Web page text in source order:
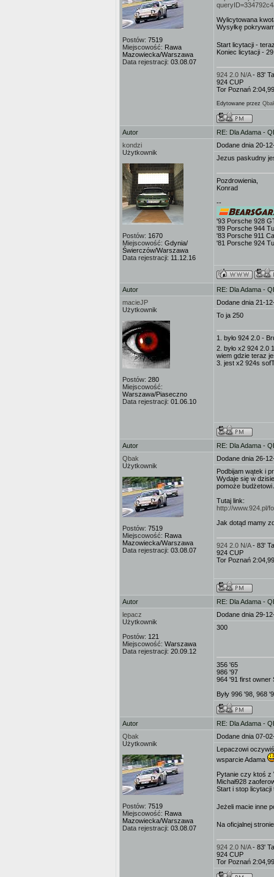
Postów: 7519
Miejscowość: Rawa
Mazowiecka/Warszawa
Data rejestracji: 03.08.07
Wylicytowana
Wysyłkę
Start licytacji -
Koniec licytacji -
924 2.0 N/A- 83'
924 CUP
Tor Poznań
Edytowane przez
Autor
RE: Dla Adama -
kondzi
Użytkownik
Postów: 1670
Miejscowość: Gdynia/
Świerczów/Warszawa
Data rejestracji: 11.12.16
Dodane dnia 20-
Jezus paskudny
Pozdrowienia,
Konrad
--
'93 Porsche 928
'89 Porsche 944
'83 Porsche 911
'81 Porsche 924
Autor
RE: Dla Adama -
macieJP
Użytkownik
Postów: 280
Miejscowość:
Warszawa/Piaseczno
Data rejestracji: 01.06.10
Dodane dnia 21-
To ja 250
1. było 924 2.0 -
2. było x2 924 2.0
wiem gdzie teraz
3. jest x2 924s
Autor
RE: Dla Adama -
Qbak
Użytkownik
Postów: 7519
Miejscowość: Rawa
Mazowiecka/Warszawa
Data rejestracji: 03.08.07
Dodane dnia 26-
Podbijam wątek i
Wydaje się w
pomoże budżetowi
Tutaj link:
http://www.924.pl/
Jak dotąd mamy
924 2.0 N/A- 83'
924 CUP
Tor Poznań
Autor
RE: Dla Adama -
lepacz
Użytkownik
Postów: 121
Miejscowość: Warszawa
Data rejestracji: 20.09.12
Dodane dnia 29-
300
356 '65
986 '97
964 '91 first owner
Były 996 '98, 968
Autor
RE: Dla Adama -
Qbak
Użytkownik
Postów: 7519
Miejscowość: Rawa
Mazowiecka/Warszawa
Data rejestracji: 03.08.07
Dodane dnia 07-
Lepaczowi
wsparcie Adama
Pytanie czy ktoś z
Michał928
Start i stop licytacji
Jeżeli macie inne
Na oficjalnej
924 2.0 N/A- 83'
924 CUP
Tor Poznań